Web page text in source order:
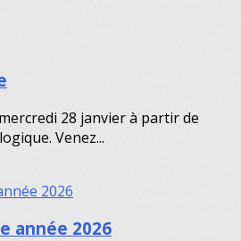
28 janvier à partir de
Venez...
année 2026